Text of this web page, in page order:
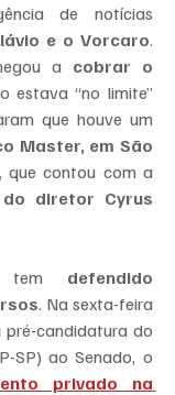
de notícias
e o Vorcaro.
a cobrar o
estava “no limite”
Master, em São
diretor Cyrus
tem defendido
. Na sexta-feira
candidatura do
SP) ao Senado, o
privado na